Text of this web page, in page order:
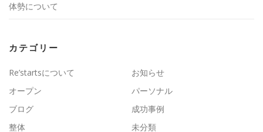
体勢について
カテゴリー
Re’startsについて
お知らせ
オープン
パーソナル
ブログ
成功事例
整体
未分類